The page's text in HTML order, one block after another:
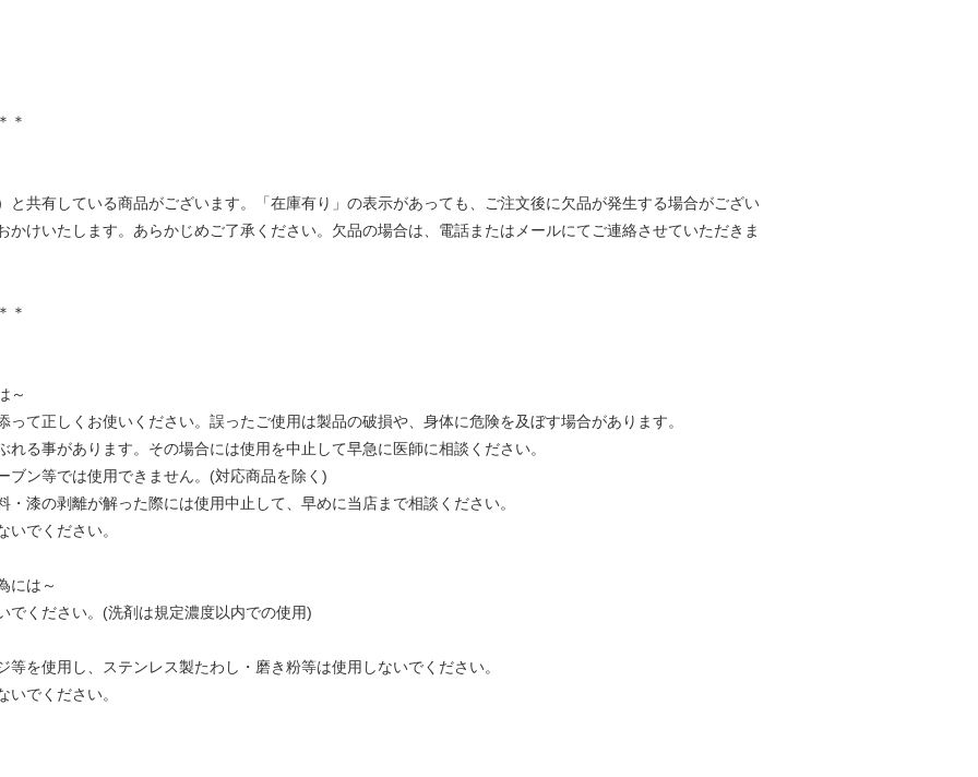
＊
と共有している商品がございます。「在庫有り」の表示があっても、ご注文後に欠品が発生する場合がござい
かけいたします。あらかじめご了承ください。欠品の場合は、電話またはメールにてご連絡させていただきま
＊
～
って正しくお使いください。誤ったご使用は製品の破損や、身体に危険を及ぼす場合があります。
れる事があります。その場合には使用を中止して早急に医師に相談ください。
ブン等では使用できません。(対応商品を除く)
・漆の剥離が解った際には使用中止して、早めに当店まで相談ください。
いでください。
には～
でください。(洗剤は規定濃度以内での使用)
等を使用し、ステンレス製たわし・磨き粉等は使用しないでください。
いでください。